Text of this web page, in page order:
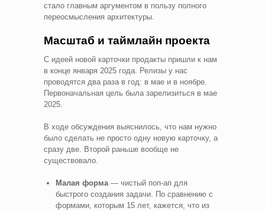
стало главным аргументом в пользу полного
переосмысления архитектуры.
Масштаб и таймлайн проекта
С идеей новой карточки продакты пришли к нам
в конце января 2025 года. Релизы у нас
проводятся два раза в год: в мае и в ноябре.
Первоначальная цель была зарелизиться в мае
2025.
В ходе обсуждения выяснилось, что нам нужно
было сделать не просто одну новую карточку, а
сразу две. Второй раньше вообще не
существовало.
Малая форма— чистый поп-ап для
быстрого создания задачи. По сравнению с
формами, которым 15 лет, кажется, что из